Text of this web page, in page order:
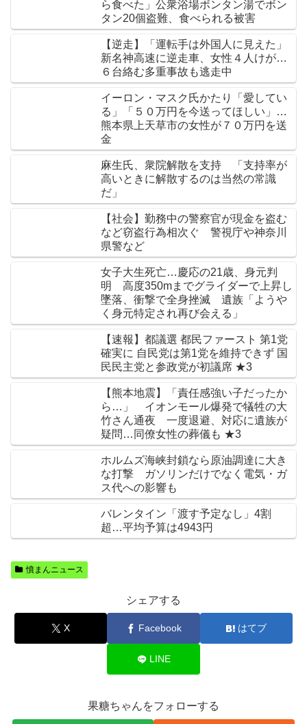
ら食べた」公衆浴場ボンタン湯でボン
タン20個盗難、食べられる被害
【逆走】「運転手は外国人に見えた」
新名神高速に逆走車、女性４人けが…
６台絡む多重事故も逃走中
イーロン・マスク氏かたり「愛してい
る」「５０万円を今送ってほしい」…
熊本県上天草市の女性が７０万円を送
金
麻生氏、衆院解散を支持 「支持率が
高いときに解散するのは当然の常識
だ」
【社会】勤務中の警察官が現金を盗む
など窃盗行為相次ぐ 警視庁や神奈川
県警など
女子大生死亡…慶応の21歳、身元判
明 高度350mまでグライダーで上昇し
墜落、衝撃で全身挫滅 遺族「ようや
く身元特定され再び会える」
【速報】都議選 都民ファースト 第1党
確実に 自民党は第1党を維持できず 国
民民主党と参政党が初議席 ★3
【熊本地震】「責任感強い子だったか
ら…」 イオンモール爆発で犠牲の大
竹さん通夜 一度退避、対応に遺族が
疑問…同僚女性の葬儀も ★3
ホルムズ海峡封鎖なら原油調達に大き
な打撃 ガソリンだけでなく電気・ガ
ス代への影響も
バレンタイン「渡す予定なし」4割
超…平均予算は4943円
憤まんニュース
シェアする
X Facebook はてブ
LINE
果糖ちゃんをフォローする